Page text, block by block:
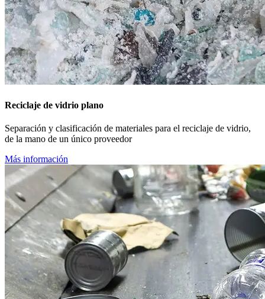
Reciclaje de vidrio plano
Separación y clasificación de materiales para el reciclaje de vidrio,
de la mano de un único proveedor
Más información